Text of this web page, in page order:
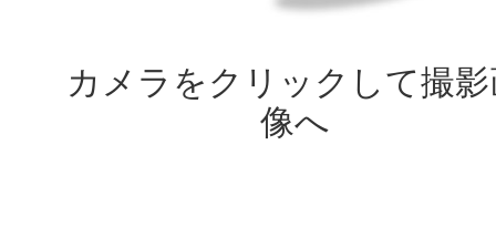
カメラをクリックして撮
像へ